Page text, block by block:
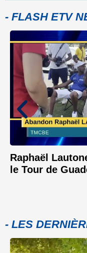
- FLASH ETV
Raphaël
le Tour de
- LES